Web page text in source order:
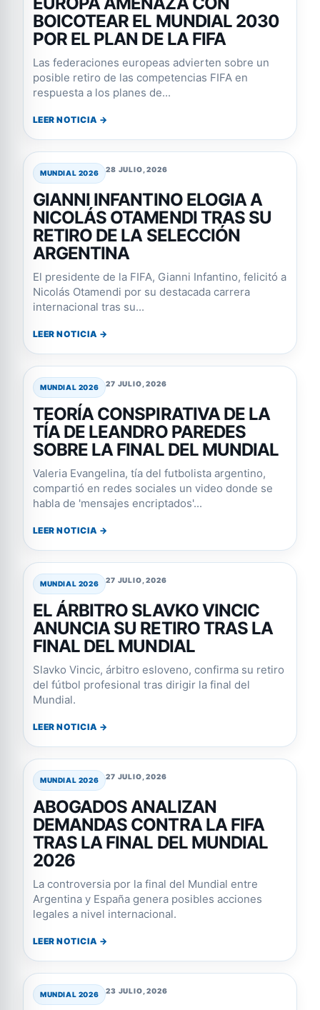
BOICOTEAR EL MUNDIAL 2030
POR EL PLAN DE LA FIFA
Las federaciones europeas advierten sobre un
posible retiro de las competencias FIFA en
respuesta a los planes de...
LEER NOTICIA →
MUNDIAL 2026 28 JULIO, 2026
GIANNI INFANTINO ELOGIA A
NICOLÁS OTAMENDI TRAS SU
RETIRO DE LA SELECCIÓN
ARGENTINA
El presidente de la FIFA, Gianni Infantino, felicitó a
Nicolás Otamendi por su destacada carrera
internacional tras su...
LEER NOTICIA →
MUNDIAL 2026 27 JULIO, 2026
TEORÍA CONSPIRATIVA DE LA
TÍA DE LEANDRO PAREDES
SOBRE LA FINAL DEL MUNDIAL
Valeria Evangelina, tía del futbolista argentino,
compartió en redes sociales un video donde se
habla de 'mensajes encriptados'...
LEER NOTICIA →
MUNDIAL 2026 27 JULIO, 2026
EL ÁRBITRO SLAVKO VINCIC
ANUNCIA SU RETIRO TRAS LA
FINAL DEL MUNDIAL
Slavko Vincic, árbitro esloveno, confirma su retiro
del fútbol profesional tras dirigir la final del
Mundial.
LEER NOTICIA →
MUNDIAL 2026 27 JULIO, 2026
ABOGADOS ANALIZAN
DEMANDAS CONTRA LA FIFA
TRAS LA FINAL DEL MUNDIAL
2026
La controversia por la final del Mundial entre
Argentina y España genera posibles acciones
legales a nivel internacional.
LEER NOTICIA →
MUNDIAL 2026 23 JULIO, 2026